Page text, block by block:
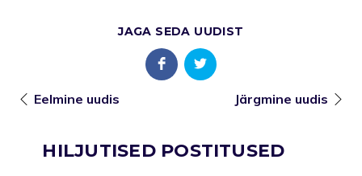
JAGA SEDA UUDIST
Eelmine uudis Järgmine uudis
HILJUTISED POSTITUSED